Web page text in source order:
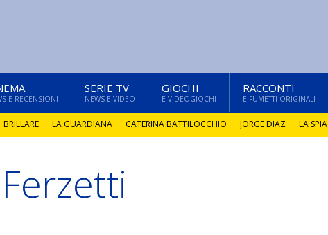
E RECENSIONI
SERIE TV
NEWS E VIDEO
GIOCHI
E VIDEOGIOCHI
RACCONTI
E FUMETTI ORIGINALI
BRILLARE LA GUARDIANA CATERINA BATTILOCCHIO JORGE DIAZ LA SPIA